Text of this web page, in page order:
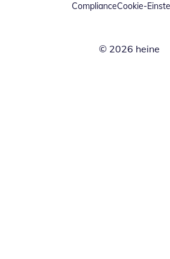
ComplianceCookie-
© 2026 heine